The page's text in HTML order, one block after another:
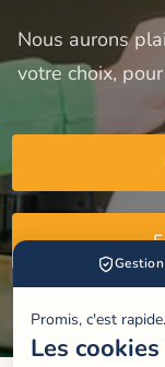
Promis, c'est
Les cookies
Nous aurons
votre choix,